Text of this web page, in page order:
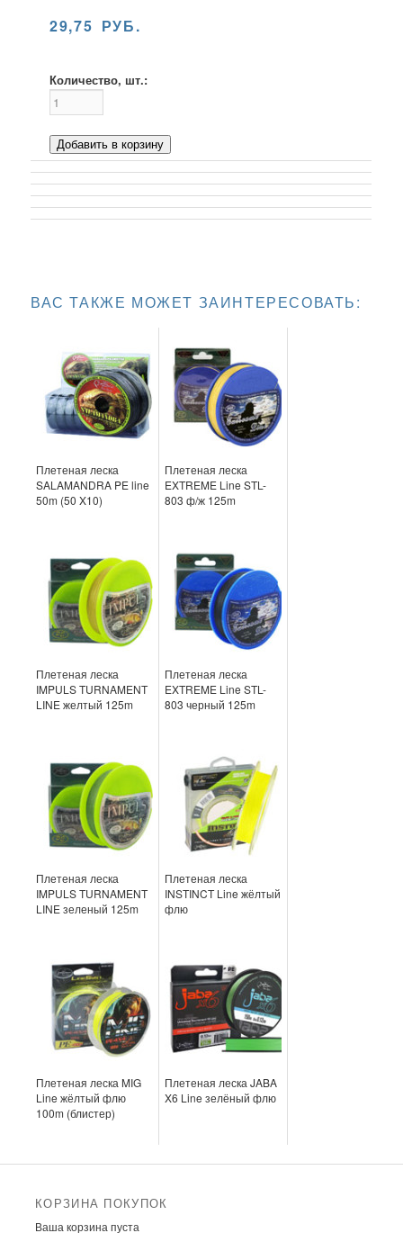
29,75 РУБ.
Количество, шт.:
Добавить в корзину
ВАС ТАКЖЕ МОЖЕТ ЗАИНТЕРЕСОВАТЬ:
Плетеная леска
SALAMANDRA PE line
50m (50 X10)
Плетеная леска
EXTREME Line STL-
803 ф/ж 125m
Плетеная леска
IMPULS TURNAMENT
LINE желтый 125m
Плетеная леска
EXTREME Line STL-
803 черный 125m
Плетеная леска
IMPULS TURNAMENT
LINE зеленый 125m
Плетеная леска
INSTINCT Line жёлтый
флю
Плетеная леска MIG
Line жёлтый флю
100m (блистер)
Плетеная леска JABA
X6 Line зелёный флю
КОРЗИНА ПОКУПОК
Ваша корзина пуста